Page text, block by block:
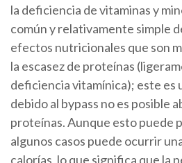
la deficiencia de vitaminas y
común y relativamente simple
efectos nutricionales que son
la escasez de proteínas
deficiencia vitamínica); este es
debido al bypass no es posible
proteínas. Aunque esto puede
algunos casos puede ocurrir
calorías, lo que significa que la